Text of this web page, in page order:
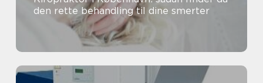
den rette behandling til dine smerter